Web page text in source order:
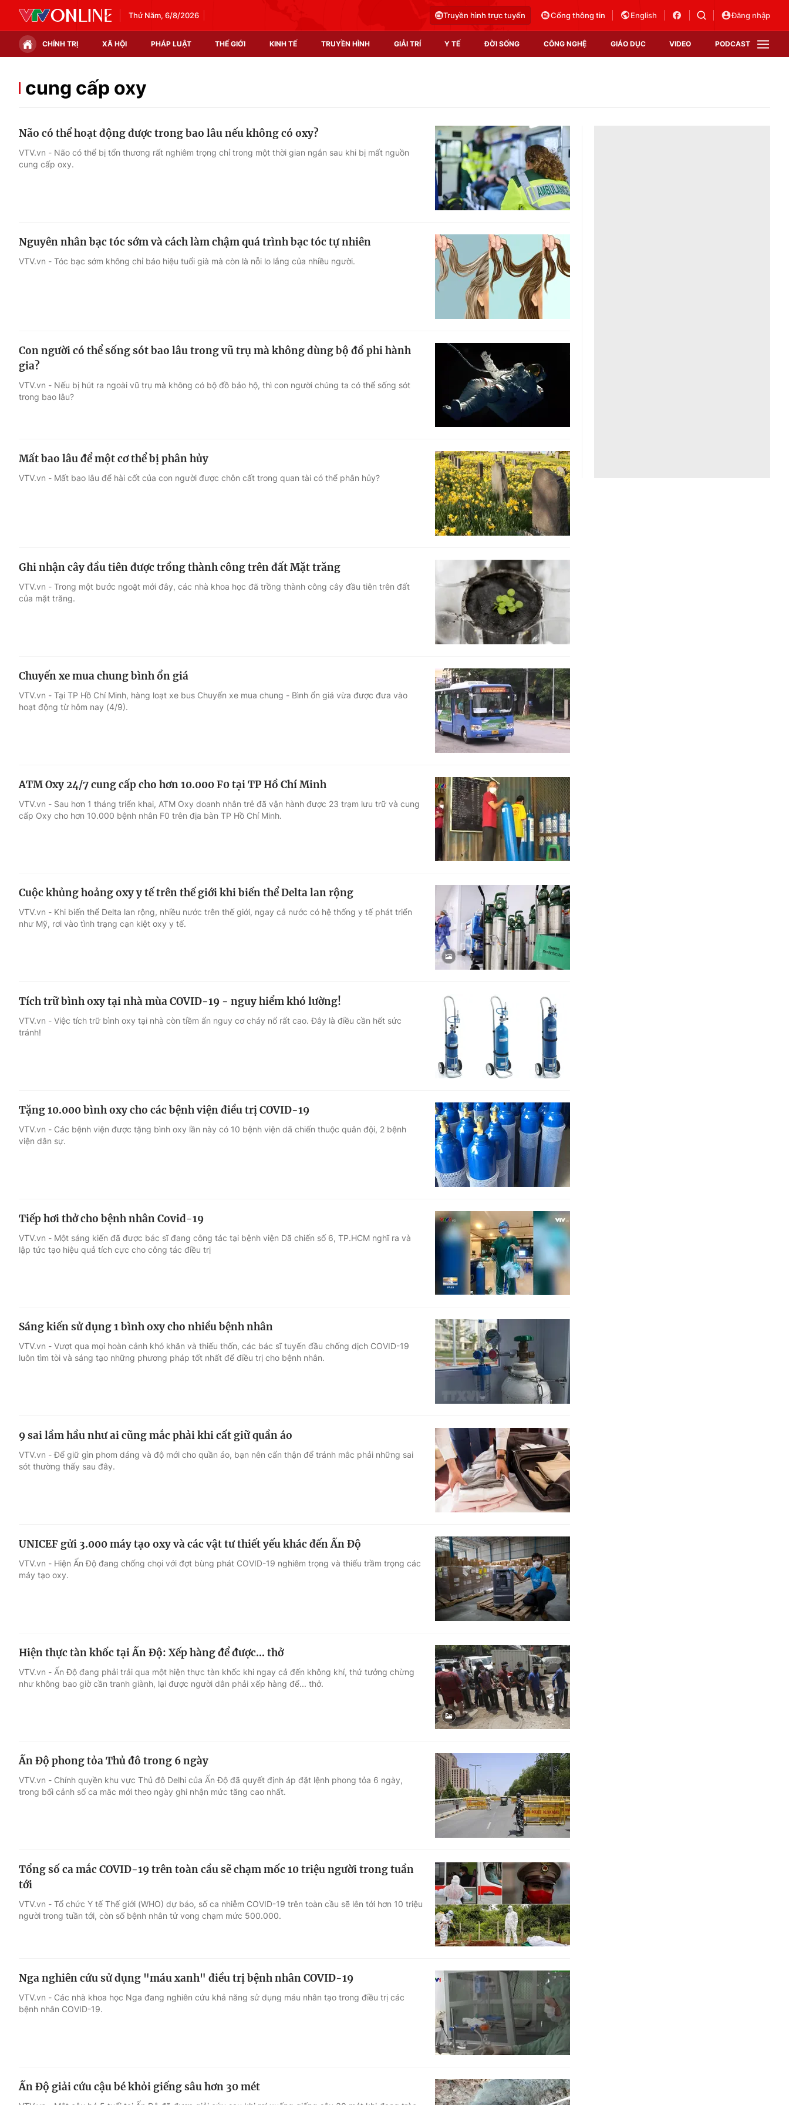
Thứ Năm, 6/8/2026 Truyền hình trực tuyến Cổng thông tin English Đăng nhập
CHÍNH TRỊ XÃ HỘI PHÁP LUẬT THẾ GIỚI KINH TẾ TRUYỀN HÌNH GIẢI TRÍ Y TẾ ĐỜI SỐNG CÔNG NGHỆ GIÁO DỤC VIDEO PODCAST
Thế giới đó đây
Video
Shorts video
Podcast
EMagazine
Photo
Infographic
Góc ảnh
Âm nhạc
Sao
Du lịch
Chất lượng cuộc sống
Tuyển sinh
Công nghệ
Hitech Công nghệ tương lai
Sản phẩm
Thị trường
Tư vấn
VTV Sức khoẻ
cung cấp oxy
Não có thể hoạt động được trong bao lâu nếu không có oxy?
VTV.vn - Não có thể bị tổn thương rất nghiêm trọng chỉ trong một thời gian ngắn sau khi bị mất nguồn
cung cấp oxy.
Nguyên nhân bạc tóc sớm và cách làm chậm quá trình bạc tóc tự nhiên
VTV.vn - Tóc bạc sớm không chỉ báo hiệu tuổi già mà còn là nỗi lo lắng của nhiều người.
Con người có thể sống sót bao lâu trong vũ trụ mà không dùng bộ đồ phi hành
gia?
VTV.vn - Nếu bị hút ra ngoài vũ trụ mà không có bộ đồ bảo hộ, thì con người chúng ta có thể sống sót
trong bao lâu?
Mất bao lâu để một cơ thể bị phân hủy
VTV.vn - Mất bao lâu để hài cốt của con người được chôn cất trong quan tài có thể phân hủy?
Ghi nhận cây đầu tiên được trồng thành công trên đất Mặt trăng
VTV.vn - Trong một bước ngoặt mới đây, các nhà khoa học đã trồng thành công cây đầu tiên trên đất
của mặt trăng.
Chuyến xe mua chung bình ổn giá
VTV.vn - Tại TP Hồ Chí Minh, hàng loạt xe bus Chuyến xe mua chung - Bình ổn giá vừa được đưa vào
hoạt động từ hôm nay (4/9).
ATM Oxy 24/7 cung cấp cho hơn 10.000 F0 tại TP Hồ Chí Minh
VTV.vn - Sau hơn 1 tháng triển khai, ATM Oxy doanh nhân trẻ đã vận hành được 23 trạm lưu trữ và cung
cấp Oxy cho hơn 10.000 bệnh nhân F0 trên địa bàn TP Hồ Chí Minh.
Cuộc khủng hoảng oxy y tế trên thế giới khi biến thể Delta lan rộng
VTV.vn - Khi biến thể Delta lan rộng, nhiều nước trên thế giới, ngay cả nước có hệ thống y tế phát triển
như Mỹ, rơi vào tình trạng cạn kiệt oxy y tế.
Tích trữ bình oxy tại nhà mùa COVID-19 - nguy hiểm khó lường!
VTV.vn - Việc tích trữ bình oxy tại nhà còn tiềm ẩn nguy cơ cháy nổ rất cao. Đây là điều cần hết sức
tránh!
Tặng 10.000 bình oxy cho các bệnh viện điều trị COVID-19
VTV.vn - Các bệnh viện được tặng bình oxy lần này có 10 bệnh viện dã chiến thuộc quân đội, 2 bệnh
viện dân sự.
Tiếp hơi thở cho bệnh nhân Covid-19
VTV.vn - Một sáng kiến đã được bác sĩ đang công tác tại bệnh viện Dã chiến số 6, TP.HCM nghĩ ra và
lập tức tạo hiệu quả tích cực cho công tác điều trị
Sáng kiến sử dụng 1 bình oxy cho nhiều bệnh nhân
VTV.vn - Vượt qua mọi hoàn cảnh khó khăn và thiếu thốn, các bác sĩ tuyến đầu chống dịch COVID-19
luôn tìm tòi và sáng tạo những phương pháp tốt nhất để điều trị cho bệnh nhân.
9 sai lầm hầu như ai cũng mắc phải khi cất giữ quần áo
VTV.vn - Để giữ gìn phom dáng và độ mới cho quần áo, bạn nên cẩn thận để tránh mắc phải những sai
sót thường thấy sau đây.
UNICEF gửi 3.000 máy tạo oxy và các vật tư thiết yếu khác đến Ấn Độ
VTV.vn - Hiện Ấn Độ đang chống chọi với đợt bùng phát COVID-19 nghiêm trọng và thiếu trầm trọng các
máy tạo oxy.
Hiện thực tàn khốc tại Ấn Độ: Xếp hàng để được... thở
VTV.vn - Ấn Độ đang phải trải qua một hiện thực tàn khốc khi ngay cả đến không khí, thứ tưởng chừng
như không bao giờ cần tranh giành, lại được người dân phải xếp hàng để... thở.
Ấn Độ phong tỏa Thủ đô trong 6 ngày
VTV.vn - Chính quyền khu vực Thủ đô Delhi của Ấn Độ đã quyết định áp đặt lệnh phong tỏa 6 ngày,
trong bối cảnh số ca măc mới theo ngày ghi nhận mức tăng cao nhất.
Tổng số ca mắc COVID-19 trên toàn cầu sẽ chạm mốc 10 triệu người trong tuần
tới
VTV.vn - Tổ chức Y tế Thế giới (WHO) dự báo, số ca nhiễm COVID-19 trên toàn cầu sẽ lên tới hơn 10 triệu
người trong tuần tới, còn số bệnh nhân tử vong chạm mức 500.000.
Nga nghiên cứu sử dụng "máu xanh" điều trị bệnh nhân COVID-19
VTV.vn - Các nhà khoa học Nga đang nghiên cứu khả năng sử dụng máu nhân tạo trong điều trị các
bệnh nhân COVID-19.
Ấn Độ giải cứu cậu bé khỏi giếng sâu hơn 30 mét